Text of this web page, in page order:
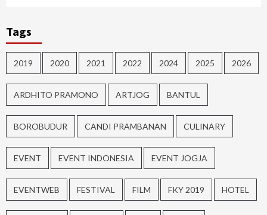
Tags
2019 2020 2021 2022 2024 2025 2026
ARDHITO PRAMONO ARTJOG BANTUL
BOROBUDUR CANDI PRAMBANAN CULINARY
EVENT EVENT INDONESIA EVENT JOGJA
EVENTWEB FESTIVAL FILM FKY 2019 HOTEL